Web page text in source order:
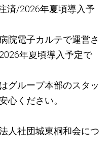
済/2026年夏頃導入予
院電子カルテで運営さ
年夏頃導入予定で
グループ本部のスタッ
心ください。
人社団城東桐和会につ